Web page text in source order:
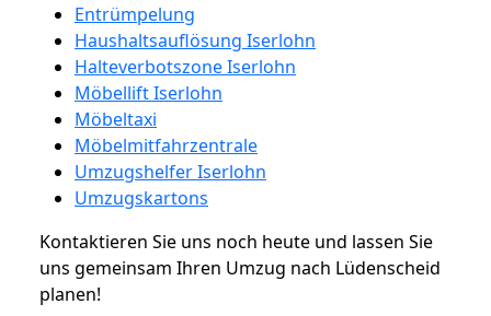
Entrümpelung
Haushaltsauflösung Iserlohn
Halteverbotszone Iserlohn
Möbellift Iserlohn
Möbeltaxi
Möbelmitfahrzentrale
Umzugshelfer Iserlohn
Umzugskartons
Kontaktieren Sie uns noch heute und lassen Sie
uns gemeinsam Ihren Umzug nach Lüdenscheid
planen!